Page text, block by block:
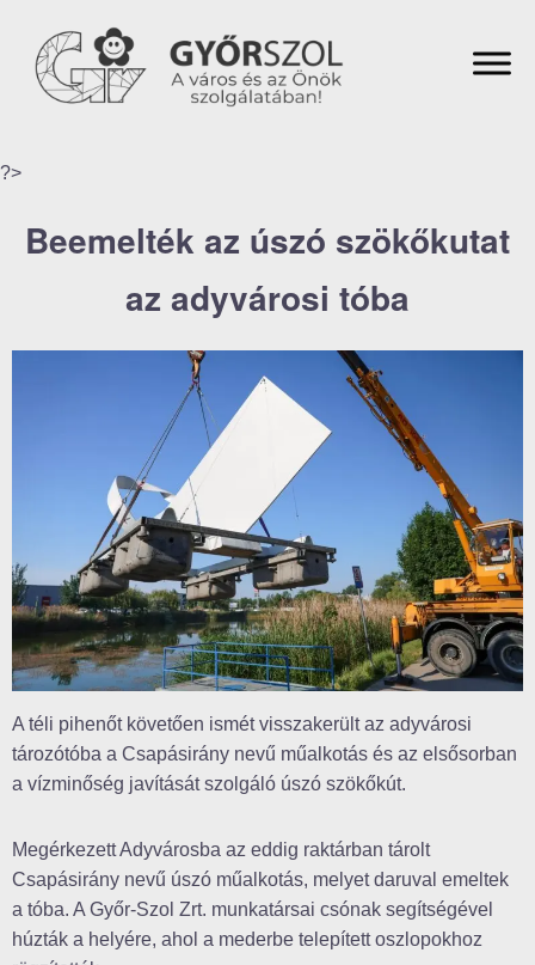
?>
Beemelték az úszó szökőkutat
az adyvárosi tóba
A téli pihenőt követően ismét visszakerült az adyvárosi
tározótóba a Csapásirány nevű műalkotás és az elsősorban
a vízminőség javítását szolgáló úszó szökőkút.
Megérkezett Adyvárosba az eddig raktárban tárolt
Csapásirány nevű úszó műalkotás, melyet daruval emeltek
a tóba. A Győr-Szol Zrt. munkatársai csónak segítségével
húzták a helyére, ahol a mederbe telepített oszlopokhoz